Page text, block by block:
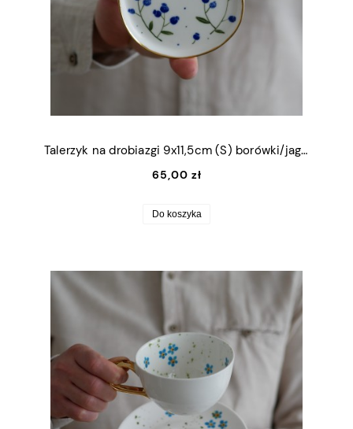
Talerzyk na drobiazgi 9x11,5cm (S) borówki/jagody ze złotym rantem
65,00 zł
Do koszyka